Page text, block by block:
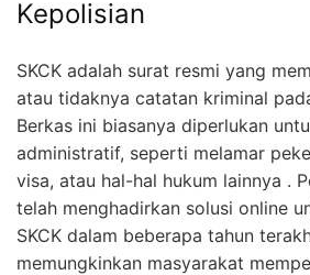
Kepolisian
SKCK adalah surat resmi yang
atau tidaknya catatan kriminal
Berkas ini biasanya diperlukan
administratif, seperti melamar
visa, atau hal-hal hukum lainnya .
telah menghadirkan solusi online
SKCK dalam beberapa tahun
memungkinkan masyarakat